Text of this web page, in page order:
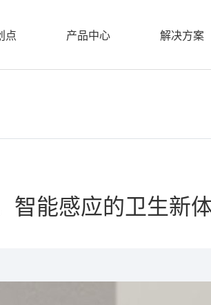
点 产品中心 解决方案
智能感应的卫生新